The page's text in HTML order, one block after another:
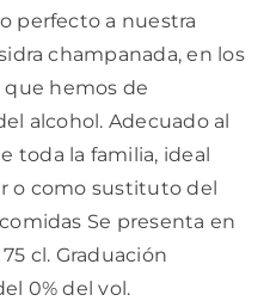
perfecto a nuestra
champanada, en los
hemos de
alcohol. Adecuado al
toda la familia, ideal
o como sustituto del
Se presenta en
cl. Graduación
0% del vol.